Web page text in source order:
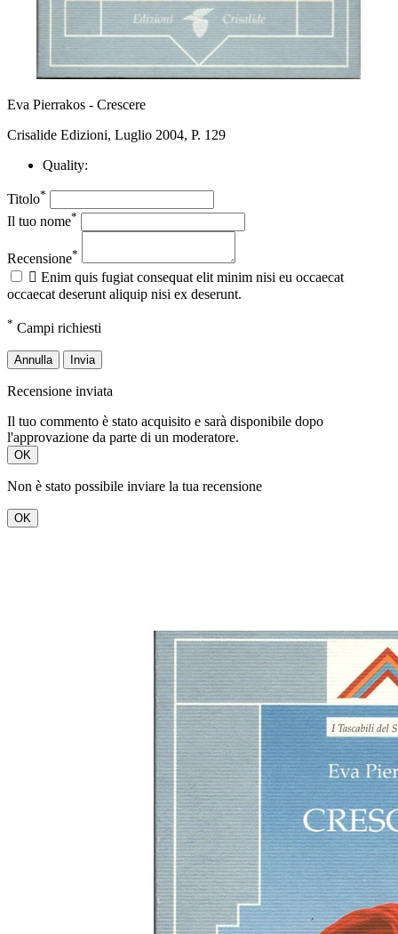
Eva Pierrakos - Crescere
Crisalide Edizioni, Luglio 2004, P. 129
Quality:
Titolo*
Il tuo nome*
Recensione*
 Enim quis fugiat consequat elit minim nisi eu occaecat
occaecat deserunt aliquip nisi ex deserunt.
* Campi richiesti
Annulla Invia
Recensione inviata
Il tuo commento è stato acquisito e sarà disponibile dopo
l'approvazione da parte di un moderatore.
OK
Non è stato possibile inviare la tua recensione
OK